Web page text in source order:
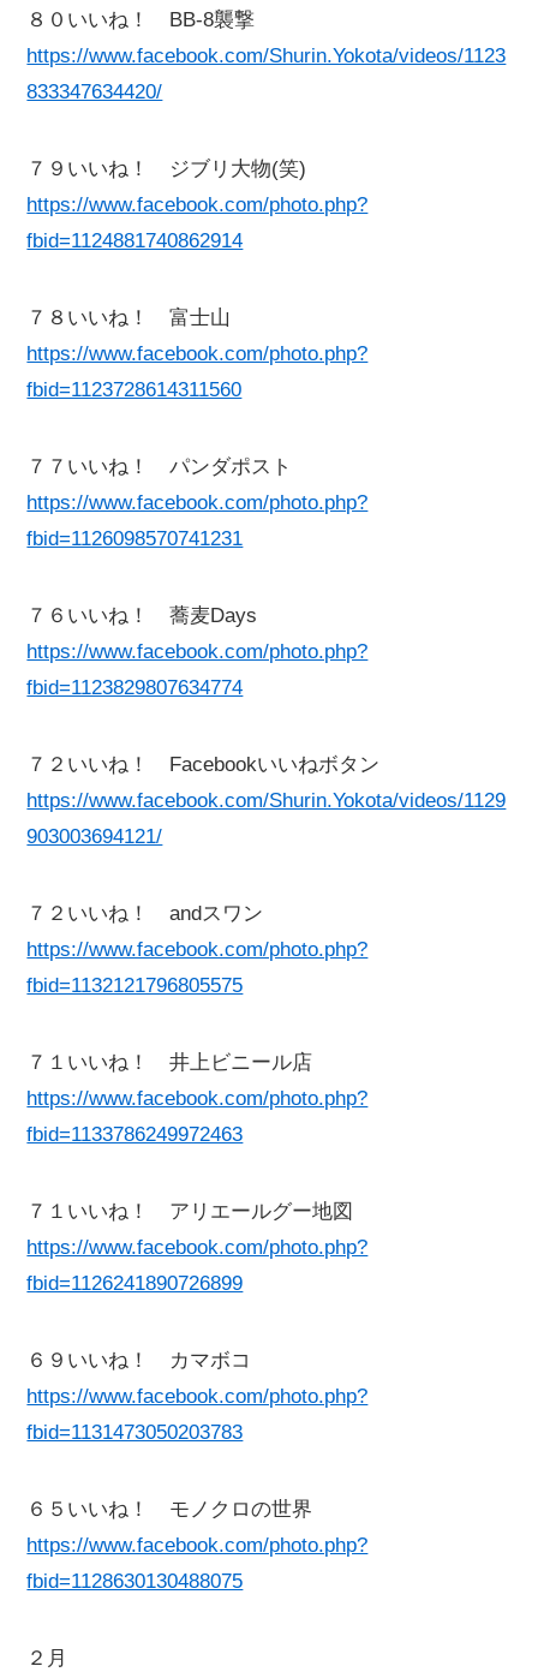
８０いいね！ BB-8襲撃
https://www.facebook.com/Shurin.Yokota/videos/1123
833347634420/
７９いいね！ ジブリ大物(笑)
https://www.facebook.com/photo.php?
fbid=1124881740862914
７８いいね！ 富士山
https://www.facebook.com/photo.php?
fbid=1123728614311560
７７いいね！ パンダポスト
https://www.facebook.com/photo.php?
fbid=1126098570741231
７６いいね！ 蕎麦Days
https://www.facebook.com/photo.php?
fbid=1123829807634774
７２いいね！ Facebookいいねボタン
https://www.facebook.com/Shurin.Yokota/videos/1129
903003694121/
７２いいね！ andスワン
https://www.facebook.com/photo.php?
fbid=1132121796805575
７１いいね！ 井上ビニール店
https://www.facebook.com/photo.php?
fbid=1133786249972463
７１いいね！ アリエールグー地図
https://www.facebook.com/photo.php?
fbid=1126241890726899
６９いいね！ カマボコ
https://www.facebook.com/photo.php?
fbid=1131473050203783
６５いいね！ モノクロの世界
https://www.facebook.com/photo.php?
fbid=1128630130488075
２月